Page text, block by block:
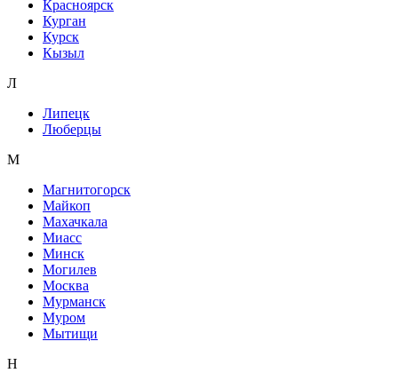
Красноярск
Курган
Курск
Кызыл
Л
Липецк
Люберцы
М
Магнитогорск
Майкоп
Махачкала
Миасс
Минск
Могилев
Москва
Мурманск
Муром
Мытищи
Н